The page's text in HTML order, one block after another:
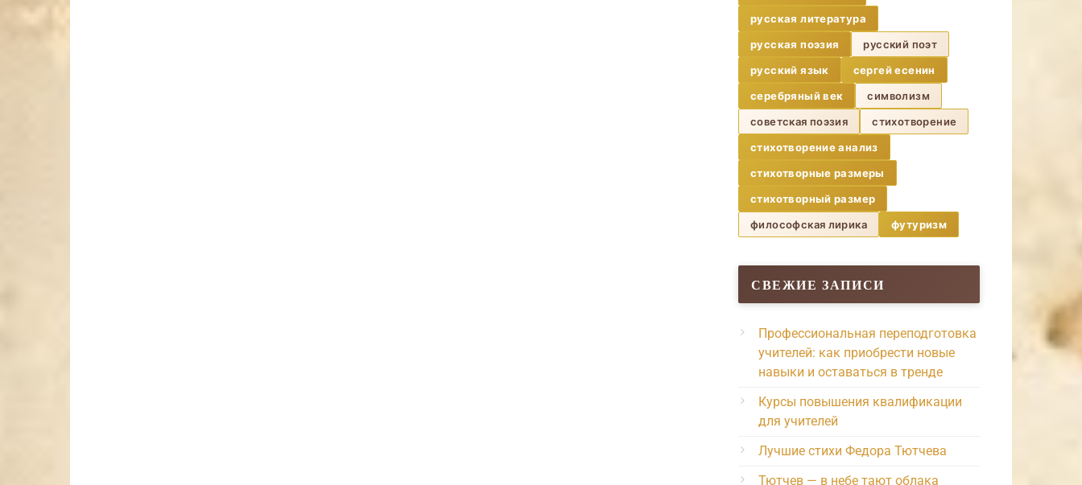
русская литература
русская поэзия
русский поэт
русский язык
сергей есенин
серебряный век
символизм
советская поэзия
стихотворение
стихотворение анализ
стихотворные размеры
стихотворный размер
философская лирика
футуризм
СВЕЖИЕ ЗАПИСИ
Профессиональная переподготовка
учителей: как приобрести новые
навыки и оставаться в тренде
Курсы повышения квалификации
для учителей
Лучшие стихи Федора Тютчева
Тютчев — в небе тают облака